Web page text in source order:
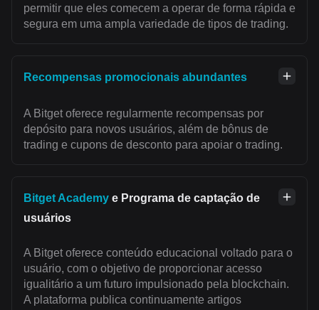
permitir que eles comecem a operar de forma rápida e
segura em uma ampla variedade de tipos de trading.
Recompensas promocionais abundantes
A Bitget oferece regularmente recompensas por
depósito para novos usuários, além de bônus de
trading e cupons de desconto para apoiar o trading.
Bitget Academy e Programa de captação de
usuários
A Bitget oferece conteúdo educacional voltado para o
usuário, com o objetivo de proporcionar acesso
igualitário a um futuro impulsionado pela blockchain.
A plataforma publica continuamente artigos